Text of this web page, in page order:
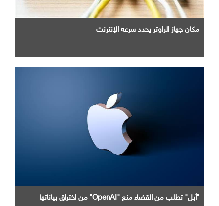
مكان جهاز الراوتر يحدد سرعه الإنترنت
"أبل" تطلب من القضاء منع "OpenAI" من اختراق بياناتها